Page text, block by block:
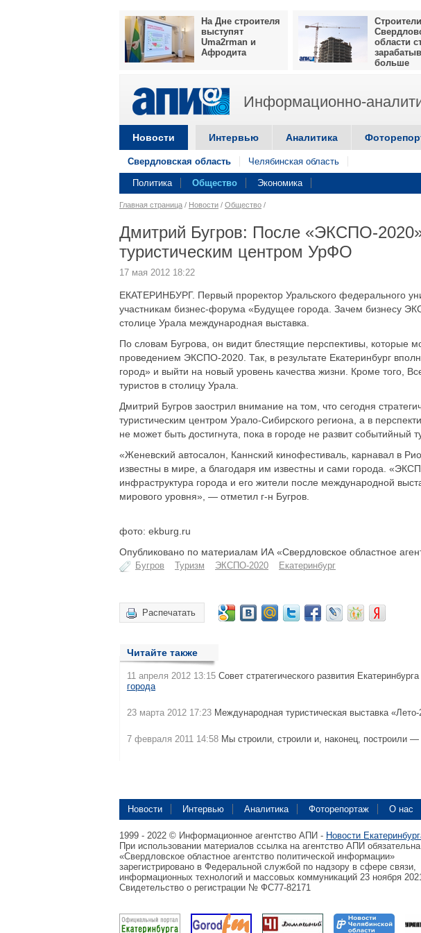
На Дне строителя
выступят
Uma2rman и
Афродита
Строители
области
больше
Информационно-
Новости Интервью Аналитика
Свердловская область Челябинская область
Политика Общество Экономика
Главная страница / Новости / Общество /
Дмитрий Бугров: После «ЭКСПО-2020»
туристическим центром УрФО
17 мая 2012 18:22
ЕКАТЕРИНБУРГ. Первый проректор Уральского федерального
участникам бизнес-форума «Будущее города. Зачем бизнесу
столице Урала международная выставка.
По словам Бугрова, он видит блестящие перспективы, которые
проведением ЭКСПО-2020. Так, в результате Екатеринбург
город» и выйти на новый уровень качества жизни. Кроме того,
туристов в столицу Урала.
Дмитрий Бугров заострил внимание на том, что сегодня
туристическим центром Урало-Сибирского региона, а в
не может быть достигнута, пока в городе не развит событийный
«Женевский автосалон, Каннский кинофестиваль, карнавал в
известны в мире, а благодаря им известны и сами города.
инфраструктура города и его жители после международной
мирового уровня», — отметил г-н Бугров.
фото: ekburg.ru
Опубликовано по материалам ИА «Свердловское областное
Бугров Туризм ЭКСПО-2020 Екатеринбург
Распечатать
Читайте также
11 апреля 2012 13:15 Совет стратегического развития Екатеринбурга
города
23 марта 2012 17:23 Международная туристическая выставка «Лето-
7 февраля 2011 14:58 Мы строили, строили и, наконец, построили —
Новости Интервью Аналитика Фоторепортаж О нас
1999 - 2022 © Информационное агентство АПИ - Новости
При использовании материалов ссылка на агентство АПИ
«Свердловское областное агентство политической информации»
зарегистрировано в Федеральной службой по надзору в сфере связи,
информационных технологий и массовых коммуникаций 23 ноября
Свидетельство о регистрации № ФС77-82171